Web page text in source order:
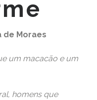
de Moraes
um macacão e um
homens que